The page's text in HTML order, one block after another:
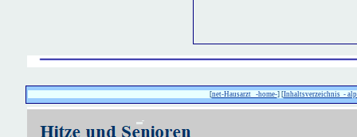
[net-Hausarzt -home-] [Inhaltsverzeichnis -